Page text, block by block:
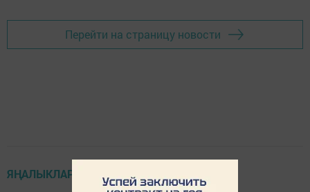
Перейти на страницу новости
ЯҢАЛЫКЛАР ТАСМАСЫ